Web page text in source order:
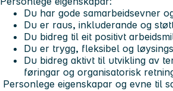
Du har gode samarbeidsevner
Du er raus, inkluderande og
Du bidreg til eit positivt
Du er trygg, fleksibel og
Du bidreg aktivt til utvikling av
føringar og organisatorisk
Personlege eigenskapar og evne til